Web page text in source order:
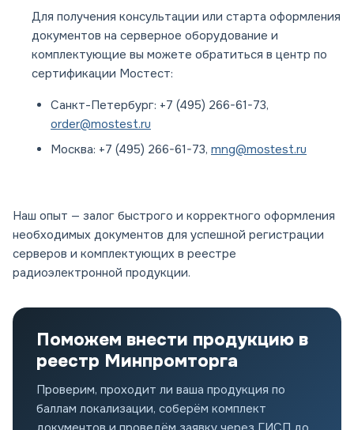
Для получения консультации или старта оформления
документов на серверное оборудование и
комплектующие вы можете обратиться в центр по
сертификации Мостест:
Санкт-Петербург: +7 (495) 266-61-73,
order@mostest.ru
Москва: +7 (495) 266-61-73, mng@mostest.ru
Наш опыт — залог быстрого и корректного оформления
необходимых документов для успешной регистрации
серверов и комплектующих в реестре
радиоэлектронной продукции.
Поможем внести продукцию в
реестр Минпромторга
Проверим, проходит ли ваша продукция по
баллам локализации, соберём комплект